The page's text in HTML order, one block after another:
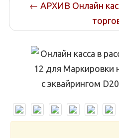
← АРХИВ Онлайн